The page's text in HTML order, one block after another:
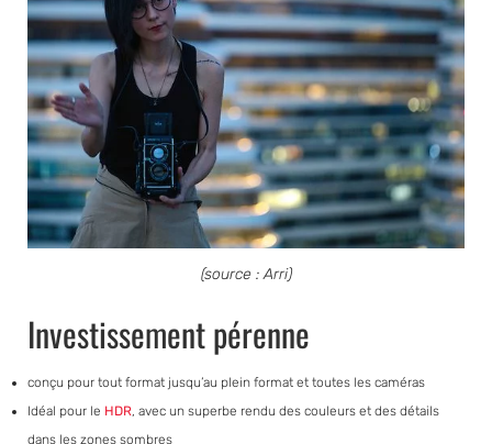
(source : Arri)
Investissement pérenne
conçu pour tout format jusqu’au plein format et toutes les caméras
Idéal pour le HDR, avec un superbe rendu des couleurs et des détails
dans les zones sombres